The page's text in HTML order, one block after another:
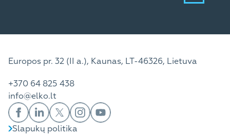
Europos pr. 32 (II a.), Kaunas, LT-46326, Lietuva
+370 64 825 438
info@elko.lt
Slapukų politika